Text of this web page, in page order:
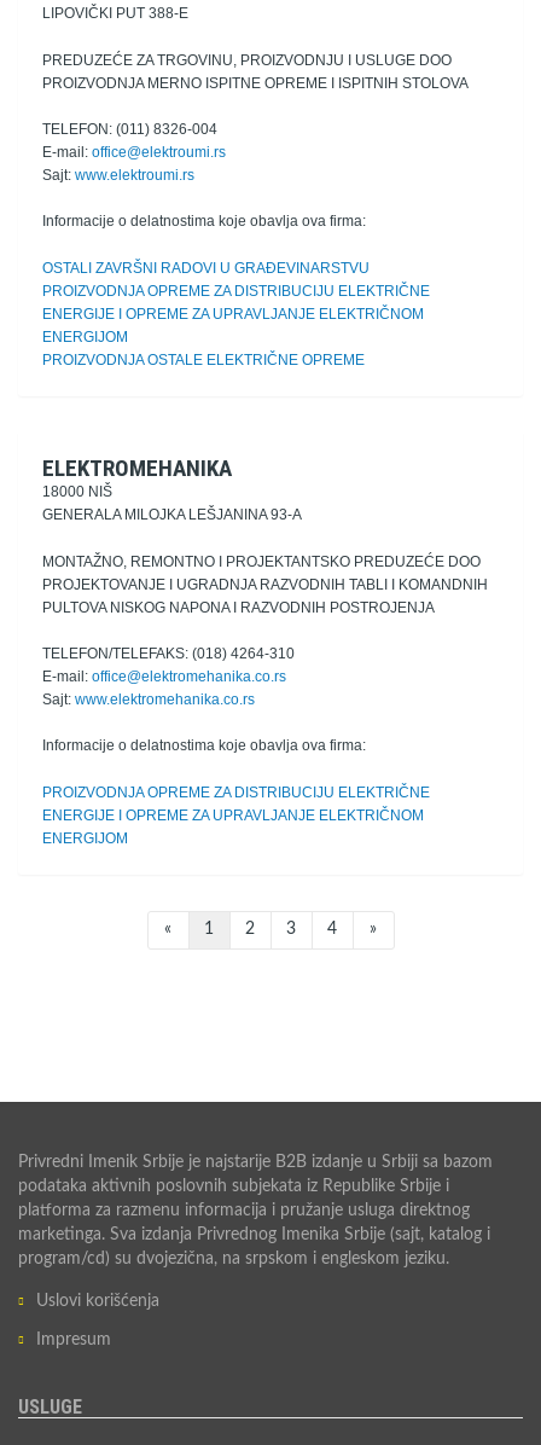
LIPOVIČKI PUT 388-E
PREDUZEĆE ZA TRGOVINU, PROIZVODNJU I USLUGE DOO
PROIZVODNJA MERNO ISPITNE OPREME I ISPITNIH STOLOVA
TELEFON: (011) 8326-004
E-mail: office@elektroumi.rs
Sajt: www.elektroumi.rs
Informacije o delatnostima koje obavlja ova firma:
OSTALI ZAVRŠNI RADOVI U GRAĐEVINARSTVU
PROIZVODNJA OPREME ZA DISTRIBUCIJU ELEKTRIČNE
ENERGIJE I OPREME ZA UPRAVLJANJE ELEKTRIČNOM
ENERGIJOM
PROIZVODNJA OSTALE ELEKTRIČNE OPREME
ELEKTROMEHANIKA
18000 NIŠ
GENERALA MILOJKA LEŠJANINA 93-A
MONTAŽNO, REMONTNO I PROJEKTANTSKO PREDUZEĆE DOO
PROJEKTOVANJE I UGRADNJA RAZVODNIH TABLI I KOMANDNIH
PULTOVA NISKOG NAPONA I RAZVODNIH POSTROJENJA
TELEFON/TELEFAKS: (018) 4264-310
E-mail: office@elektromehanika.co.rs
Sajt: www.elektromehanika.co.rs
Informacije o delatnostima koje obavlja ova firma:
PROIZVODNJA OPREME ZA DISTRIBUCIJU ELEKTRIČNE
ENERGIJE I OPREME ZA UPRAVLJANJE ELEKTRIČNOM
ENERGIJOM
« 1 2 3 4 »
Privredni Imenik Srbije je najstarije B2B izdanje u Srbiji sa bazom
podataka aktivnih poslovnih subjekata iz Republike Srbije i
platforma za razmenu informacija i pružanje usluga direktnog
marketinga. Sva izdanja Privrednog Imenika Srbije (sajt, katalog i
program/cd) su dvojezična, na srpskom i engleskom jeziku.
Uslovi korišćenja
Impresum
USLUGE